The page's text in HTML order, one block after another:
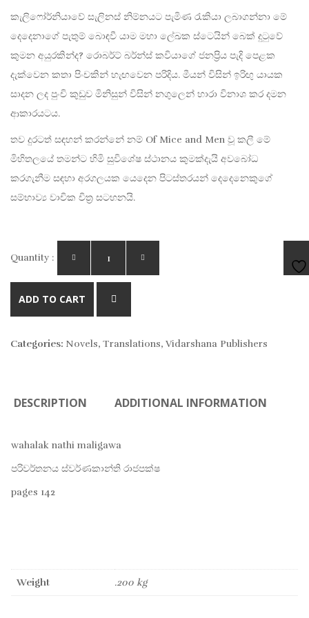
කැලිෆෝර්නියාවේ සැලිනස් නිම්නයට පැමිණ රැකියා ලබාගන්නා මේ
දෙදෙනාගේ පැතුම් බොඳවී යාම මහා ලේඛක ස්ටෙයින් බෙක් දුටුවේ
කුමන අයුරකින්ද? රොබර්ට් බර්න්ස් කවියාගේ ජනප්‍රිය පැදි පෙළක
දැක්වෙන කතා පිංචකින් හැඟවෙන පරිදිය. මීයන් විසින් ඉරිඟු යායක
සාදන ලද පුංචි කුඩුව මිනිසුන් විසින් නගුලෙන් හාරා විනාශ කර දමන
ආකාරයටය.
තව දුරටත් සඳහන් කරන්නේ නම් Of Mice and Men වූ කලී මේ
මිහිතලයේ තමන්ට හිමි සුවිශේෂ ස්ථානය කුමක්දැයි අවබෝධ
කරගැනීම සඳහා අරගලයක යෙදෙන පිටස්තරයන් දෙදෙනෙකුගේ
සම්භාව්‍ය වාචික චිත්‍ර සටහනයි.
Quantity :
ADD TO CART
Categories: Novels, Translations, Vidarshana Publishers
DESCRIPTION ADDITIONAL INFORMATION
wahalak nathi maligawa
පරිවර්තනය ස්වර්ණකාන්ති රාජපක්ෂ
pages 142
Weight .200 kg